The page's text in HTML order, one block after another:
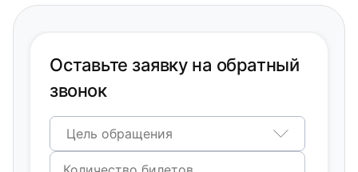
Оставьте заявку на обратный
звонок
Цель обращения